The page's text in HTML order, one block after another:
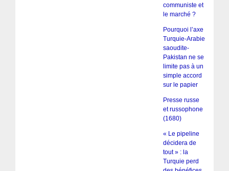
communiste et
le marché ?
Pourquoi l’axe
Turquie-Arabie
saoudite-
Pakistan ne se
limite pas à un
simple accord
sur le papier
Presse russe
et russophone
(1680)
« Le pipeline
décidera de
tout » : la
Turquie perd